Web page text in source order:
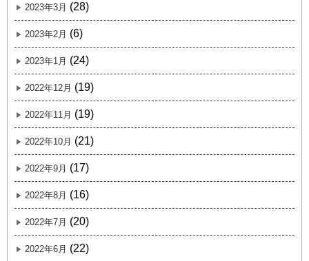
2023年3月 (28)
2023年2月 (6)
2023年1月 (24)
2022年12月 (19)
2022年11月 (19)
2022年10月 (21)
2022年9月 (17)
2022年8月 (16)
2022年7月 (20)
2022年6月 (22)